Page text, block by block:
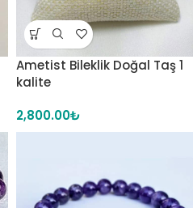
Ametist Bileklik Doğal Taş 1
kalite
2,800.00₺